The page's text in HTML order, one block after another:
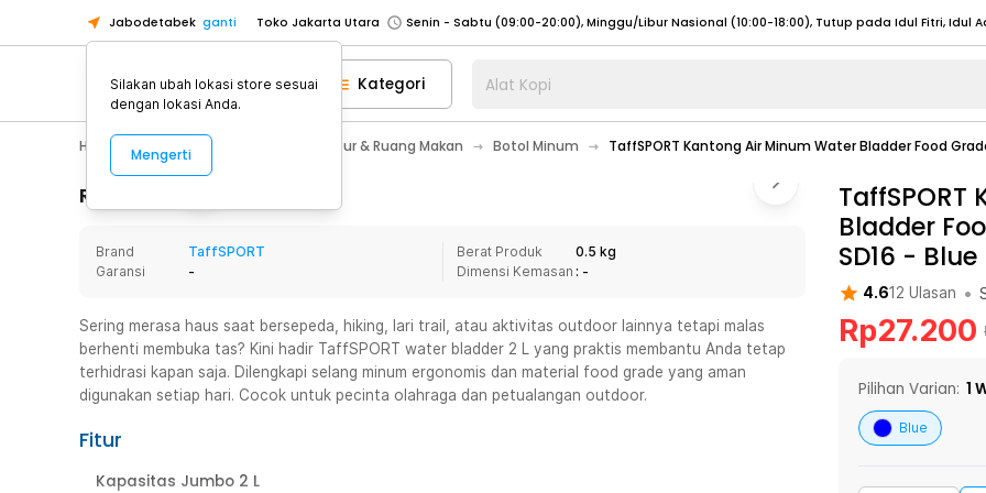
Jabodetabek ganti Toko Jakarta Utara
Toko Tangerang
Toko Cikupa
Pick n Go Jakarta Barat
Senin - Jumat (07:00 - 20:00), Sabtu - Minggu (08:00 - 20:00), Tutup pada Idul Fitri
Pick n Go Bekasi
Senin - Jumat (08:00 - 20:00), Sabtu - Minggu/ Libur Nasional (08:00 - 17:00) Selengkapnya
Senin - Jumat (08:00 - 20:00), Sabtu - Minggu/ Libur Nasional (08:00 - 17:00) Selengkapnya
Senin - Sabtu (09:00-20:00), Minggu/Libur Nasional (12:00-20:00), Tutup pada Idul Fitri
Toko Jakarta Barat
Senin - Sabtu (09:00-20:00), Minggu/Libur Nasional (12:00-20:00), Tutup pada Idul Fitri
Toko Tangerang
Toko Cikupa
Pick n Go Jakarta Barat
Senin - Jumat (07:00 - 20:00), Sabtu - Minggu (08:00 - 20:00), Tutup pada Idul Fitri
Senin - Jumat (08:00 - 20:00), Sabtu - Minggu/ Libur Nasional (08:00 - 17:00) Selengkapnya
Kategori Alat Kopi
Home Appliance Perlengkapan Dapur & Ruang Makan Botol Minum TaffSPORT Kantong Air Minum Water Bladder Food
Rincian Produk
Brand
TaffSPORT
Garansi
-
Berat Produk
0.5 kg
Dimensi Kemasan : -
Sering merasa haus saat bersepeda, hiking, lari trail, atau aktivitas outdoor lainnya tetapi malas
berhenti membuka tas? Kini hadir TaffSPORT water bladder 2 L yang praktis membantu Anda tetap
terhidrasi kapan saja. Dilengkapi selang minum ergonomis dan material food grade yang aman
digunakan setiap hari. Cocok untuk pecinta olahraga dan petualangan outdoor.
Fitur
Kapasitas Jumbo 2 L
Bladder
SD16 - Blue
4.612 Ulasan •
Rp27.200
Pilihan Varian: 1
Blue
Silakan ubah lokasi store sesuai
dengan lokasi Anda.
Mengerti